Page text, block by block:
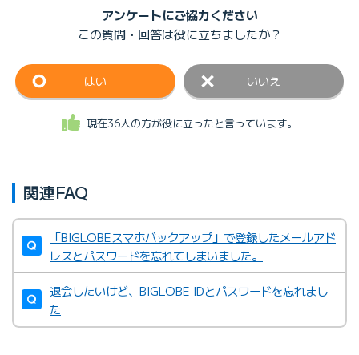
アンケートにご協力ください
この質問・回答は役に立ちましたか？
はい いいえ
現在36人の方が役に立ったと言っています。
関連FAQ
「BIGLOBEスマホバックアップ」で登録したメールアド
レスとパスワードを忘れてしまいました。
退会したいけど、BIGLOBE IDとパスワードを忘れまし
た